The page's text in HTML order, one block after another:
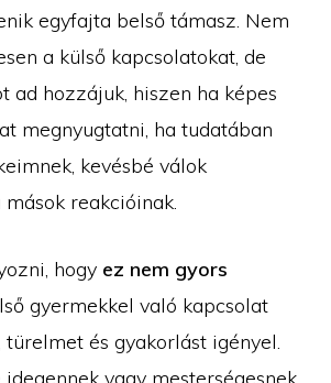
egyfajta belső támasz. Nem
a külső kapcsolatokat, de
ad hozzájuk, hiszen ha képes
megnyugtatni, ha tudatában
kevésbé válok
reakcióinak.
hogy ez nem gyors
gyermekkel való kapcsolat
és gyakorlást igényel.